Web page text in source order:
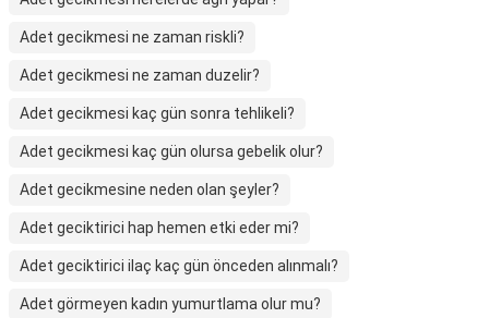
Adet gecikmesi ne zaman riskli?
Adet gecikmesi ne zaman duzelir?
Adet gecikmesi kaç gün sonra tehlikeli?
Adet gecikmesi kaç gün olursa gebelik olur?
Adet gecikmesine neden olan şeyler?
Adet geciktirici hap hemen etki eder mi?
Adet geciktirici ilaç kaç gün önceden alınmalı?
Adet görmeyen kadın yumurtlama olur mu?